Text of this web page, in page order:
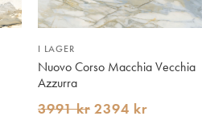
I LAGER
Nuovo Corso Macchia Vecchia
Azzurra
3991 kr 2394 kr